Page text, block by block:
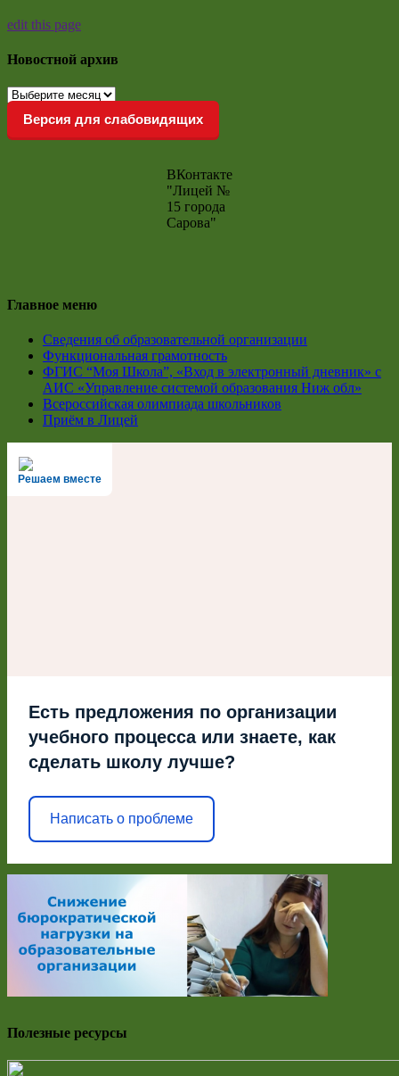
edit this page
Новостной архив
Новостной
архив
Версия для слабовидящих
ВКонтакте
"Лицей №
15 города
Сарова"
Главное меню
Сведения об образовательной организации
Функциональная грамотность
ФГИС “Моя Школа”, «Вход в электронный дневник» с
АИС «Управление системой образования Ниж обл»
Всероссийская олимпиада школьников
Приём в Лицей
Решаем вместе
Есть предложения по организации
учебного процесса или знаете, как
сделать школу лучше?
Написать о проблеме
Полезные ресурсы